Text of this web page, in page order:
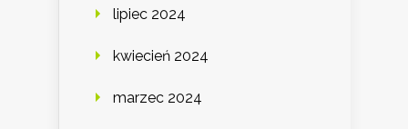
lipiec 2024
kwiecień 2024
marzec 2024